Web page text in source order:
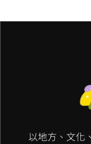
以地方、文化